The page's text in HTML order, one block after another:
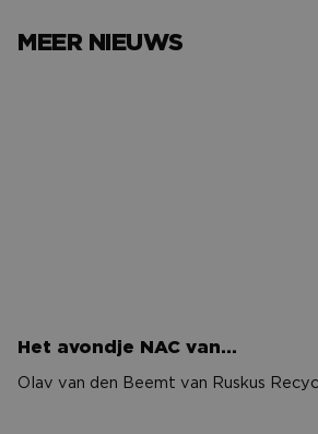
badkamer, keuken, onderhoud en meer.
MEER NIEUWS
Het avondje NAC van…
Olav van den Beemt van Ruskus